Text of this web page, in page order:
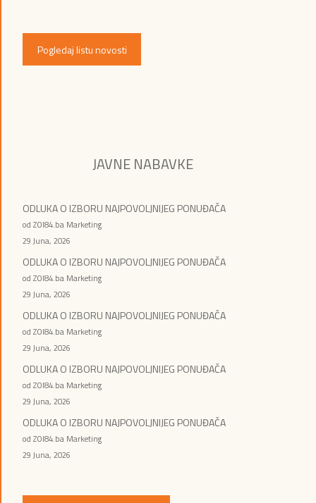
Pogledaj listu novosti
JAVNE NABAVKE
ODLUKA O IZBORU NAJPOVOLJNIJEG PONUĐAČA
od ZOI84.ba Marketing
29 Juna, 2026
ODLUKA O IZBORU NAJPOVOLJNIJEG PONUĐAČA
od ZOI84.ba Marketing
29 Juna, 2026
ODLUKA O IZBORU NAJPOVOLJNIJEG PONUĐAČA
od ZOI84.ba Marketing
29 Juna, 2026
ODLUKA O IZBORU NAJPOVOLJNIJEG PONUĐAČA
od ZOI84.ba Marketing
29 Juna, 2026
ODLUKA O IZBORU NAJPOVOLJNIJEG PONUĐAČA
od ZOI84.ba Marketing
29 Juna, 2026